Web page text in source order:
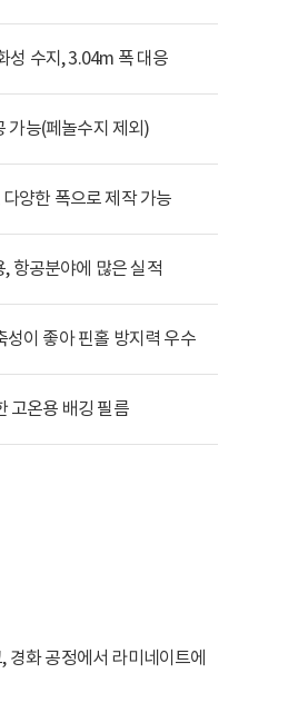
성 수지, 3.04m 폭 대응
가능(페놀수지 제외)
양한 폭으로 제작 가능
항공분야에 많은 실적
이 좋아 핀홀 방지력 우수
고온용 배깅 필름
화 공정에서 라미네이트에